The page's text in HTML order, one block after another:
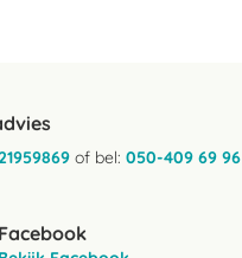
of bel: 050-409 69 96
Facebook